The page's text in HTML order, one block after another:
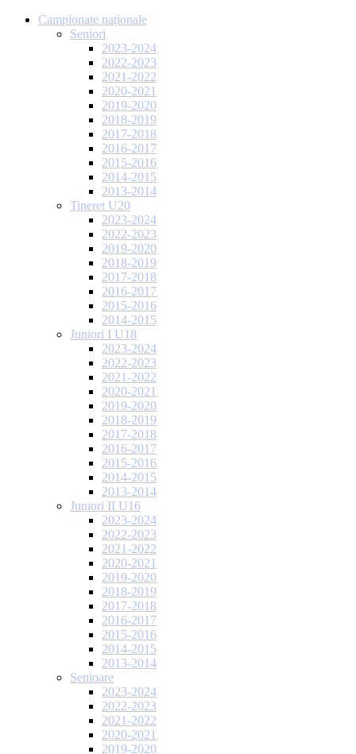
Campionate naționale
Seniori
2023-2024
2022-2023
2021-2022
2020-2021
2019-2020
2018-2019
2017-2018
2016-2017
2015-2016
2014-2015
2013-2014
Tineret U20
2023-2024
2022-2023
2019-2020
2018-2019
2017-2018
2016-2017
2015-2016
2014-2015
Juniori I U18
2023-2024
2022-2023
2021-2022
2020-2021
2019-2020
2018-2019
2017-2018
2016-2017
2015-2016
2014-2015
2013-2014
Juniori II U16
2023-2024
2022-2023
2021-2022
2020-2021
2019-2020
2018-2019
2017-2018
2016-2017
2015-2016
2014-2015
2013-2014
Senioare
2023-2024
2022-2023
2021-2022
2020-2021
2019-2020